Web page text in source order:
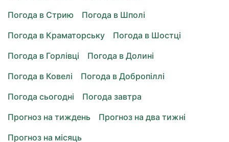
Погода в Стрию
Погода в Шполі
Погода в Краматорську
Погода в Шостці
Погода в Горлівці
Погода в Долині
Погода в Ковелі
Погода в Добропіллі
Погода сьогодні
Погода завтра
Прогноз на тиждень
Прогноз на два тижні
Прогноз на місяць